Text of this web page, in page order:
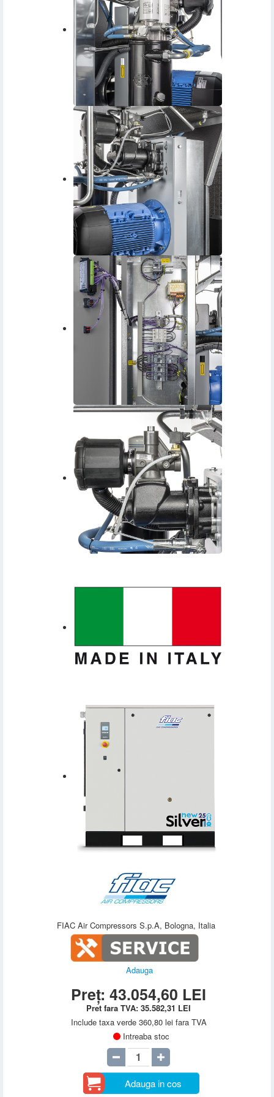
FIAC Air Compressors S.p.A, Bologna, Italia
Adauga
Preț:43.054,60 LEI
Pret fara TVA:35.582,31 LEI
Include taxa verde 360,80 lei fara TVA
Intreaba stoc
Adauga in cos